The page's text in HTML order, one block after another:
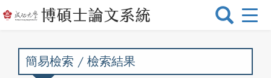
選
換
簡易檢索 / 檢索結果